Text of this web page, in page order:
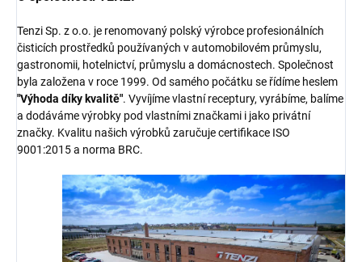
Tenzi Sp. z o.o. je renomovaný polský výrobce profesionálních
čisticích prostředků používaných v automobilovém průmyslu,
gastronomii, hotelnictví, průmyslu a domácnostech. Společnost
byla založena v roce 1999. Od samého počátku se řídíme heslem
"Výhoda díky kvalitě". Vyvíjíme vlastní receptury, vyrábíme, balíme
a dodáváme výrobky pod vlastními značkami i jako privátní
značky. Kvalitu našich výrobků zaručuje certifikace ISO
9001:2015 a norma BRC.